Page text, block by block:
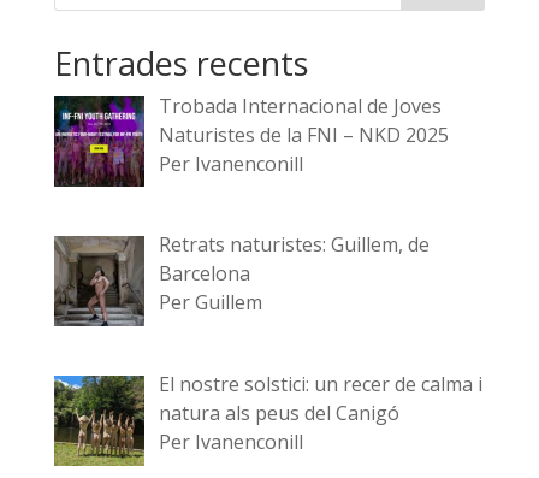
Entrades recents
Trobada Internacional de Joves
Naturistes de la FNI – NKD 2025
Per Ivanenconill
Retrats naturistes: Guillem, de
Barcelona
Per Guillem
El nostre solstici: un recer de calma i
natura als peus del Canigó
Per Ivanenconill